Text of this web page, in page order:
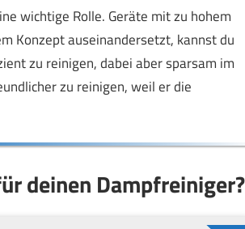
wichtige Rolle. Geräte mit zu hohem
Konzept auseinandersetzt, kannst du
zu reinigen, dabei aber sparsam im
zu reinigen, weil er die
deinen Dampfreiniger?